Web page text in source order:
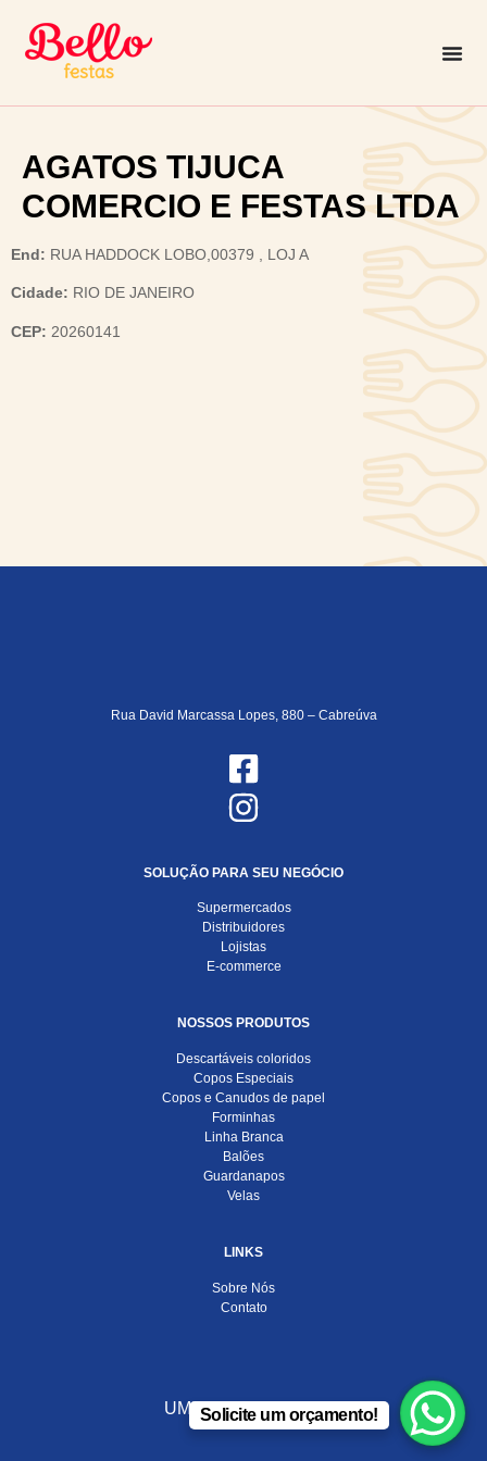
AGATOS TIJUCA
COMERCIO E FESTAS LTDA
End: RUA HADDOCK LOBO,00379 , LOJ A
Cidade: RIO DE JANEIRO
CEP: 20260141
Rua David Marcassa Lopes, 880 – Cabreúva
SOLUÇÃO PARA SEU NEGÓCIO
Supermercados
Distribuidores
Lojistas
E-commerce
NOSSOS PRODUTOS
Descartáveis coloridos
Copos Especiais
Copos e Canudos de papel
Forminhas
Linha Branca
Balões
Guardanapos
Velas
LINKS
Sobre Nós
Contato
UMA EMPRESA DO
Solicite um orçamento!